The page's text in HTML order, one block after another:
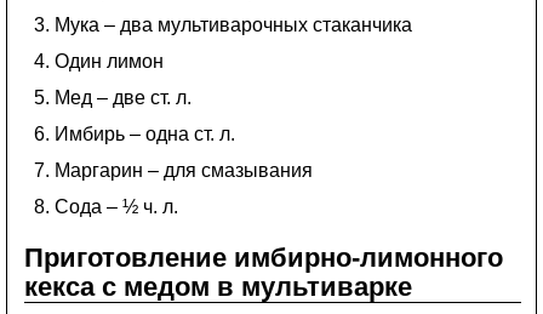
Мука – два мультиварочных стаканчика
Один лимон
Мед – две ст. л.
Имбирь – одна ст. л.
Маргарин – для смазывания
Сода – ½ ч. л.
Приготовление имбирно-лимонного
кекса с медом в мультиварке